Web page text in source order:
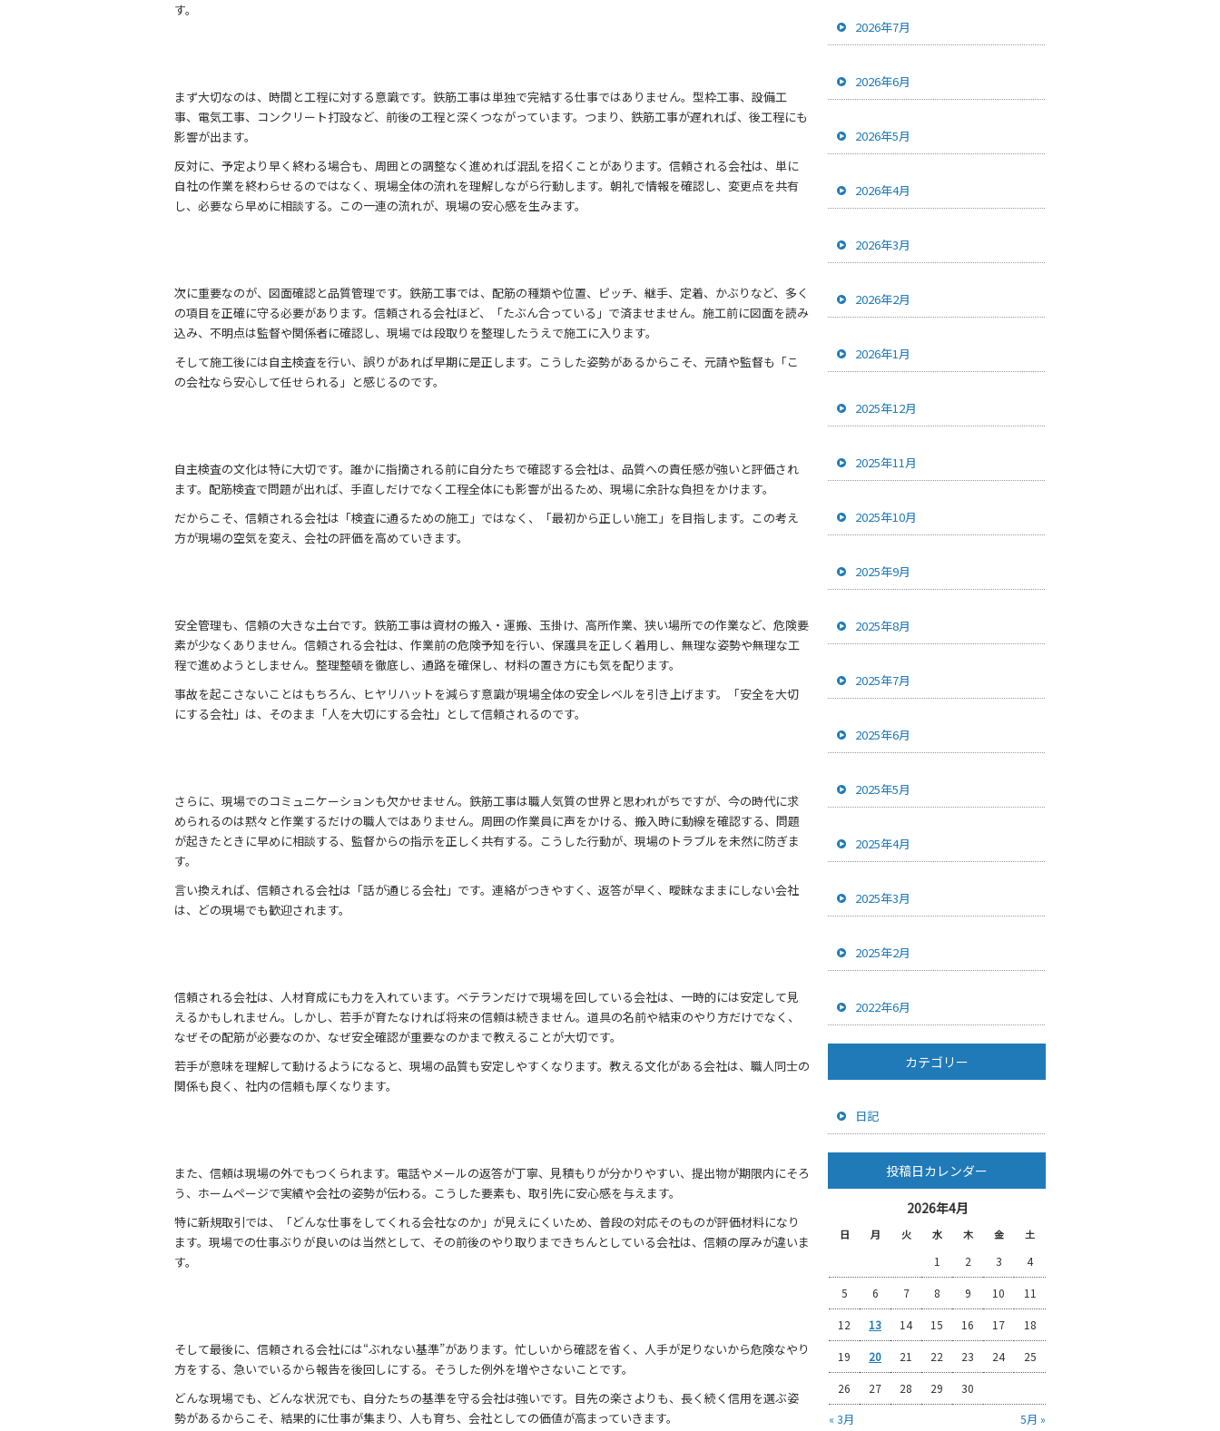
す。
まず大切なのは、時間と工程に対する意識です。鉄筋工事は単独で完結する仕事ではありません。型枠工事、設備工
事、電気工事、コンクリート打設など、前後の工程と深くつながっています。つまり、鉄筋工事が遅れれば、後工程にも
影響が出ます。
反対に、予定より早く終わる場合も、周囲との調整なく進めれば混乱を招くことがあります。信頼される会社は、単に
自社の作業を終わらせるのではなく、現場全体の流れを理解しながら行動します。朝礼で情報を確認し、変更点を共有
し、必要なら早めに相談する。この一連の流れが、現場の安心感を生みます。
次に重要なのが、図面確認と品質管理です。鉄筋工事では、配筋の種類や位置、ピッチ、継手、定着、かぶりなど、多く
の項目を正確に守る必要があります。信頼される会社ほど、「たぶん合っている」で済ませません。施工前に図面を読み
込み、不明点は監督や関係者に確認し、現場では段取りを整理したうえで施工に入ります。
そして施工後には自主検査を行い、誤りがあれば早期に是正します。こうした姿勢があるからこそ、元請や監督も「こ
の会社なら安心して任せられる」と感じるのです。
自主検査の文化は特に大切です。誰かに指摘される前に自分たちで確認する会社は、品質への責任感が強いと評価され
ます。配筋検査で問題が出れば、手直しだけでなく工程全体にも影響が出るため、現場に余計な負担をかけます。
だからこそ、信頼される会社は「検査に通るための施工」ではなく、「最初から正しい施工」を目指します。この考え
方が現場の空気を変え、会社の評価を高めていきます。
安全管理も、信頼の大きな土台です。鉄筋工事は資材の搬入・運搬、玉掛け、高所作業、狭い場所での作業など、危険要
素が少なくありません。信頼される会社は、作業前の危険予知を行い、保護具を正しく着用し、無理な姿勢や無理な工
程で進めようとしません。整理整頓を徹底し、通路を確保し、材料の置き方にも気を配ります。
事故を起こさないことはもちろん、ヒヤリハットを減らす意識が現場全体の安全レベルを引き上げます。「安全を大切
にする会社」は、そのまま「人を大切にする会社」として信頼されるのです。
さらに、現場でのコミュニケーションも欠かせません。鉄筋工事は職人気質の世界と思われがちですが、今の時代に求
められるのは黙々と作業するだけの職人ではありません。周囲の作業員に声をかける、搬入時に動線を確認する、問題
が起きたときに早めに相談する、監督からの指示を正しく共有する。こうした行動が、現場のトラブルを未然に防ぎま
す。
言い換えれば、信頼される会社は「話が通じる会社」です。連絡がつきやすく、返答が早く、曖昧なままにしない会社
は、どの現場でも歓迎されます。
信頼される会社は、人材育成にも力を入れています。ベテランだけで現場を回している会社は、一時的には安定して見
えるかもしれません。しかし、若手が育たなければ将来の信頼は続きません。道具の名前や結束のやり方だけでなく、
なぜその配筋が必要なのか、なぜ安全確認が重要なのかまで教えることが大切です。
若手が意味を理解して動けるようになると、現場の品質も安定しやすくなります。教える文化がある会社は、職人同士の
関係も良く、社内の信頼も厚くなります。
また、信頼は現場の外でもつくられます。電話やメールの返答が丁寧、見積もりが分かりやすい、提出物が期限内にそろ
う、ホームページで実績や会社の姿勢が伝わる。こうした要素も、取引先に安心感を与えます。
特に新規取引では、「どんな仕事をしてくれる会社なのか」が見えにくいため、普段の対応そのものが評価材料になり
ます。現場での仕事ぶりが良いのは当然として、その前後のやり取りまできちんとしている会社は、信頼の厚みが違いま
す。
そして最後に、信頼される会社には“ぶれない基準”があります。忙しいから確認を省く、人手が足りないから危険なやり
方をする、急いでいるから報告を後回しにする。そうした例外を増やさないことです。
どんな現場でも、どんな状況でも、自分たちの基準を守る会社は強いです。目先の楽さよりも、長く続く信用を選ぶ姿
勢があるからこそ、結果的に仕事が集まり、人も育ち、会社としての価値が高まっていきます。
2026年7月
2026年6月
2026年5月
2026年4月
2026年3月
2026年2月
2026年1月
2025年12月
2025年11月
2025年10月
2025年9月
2025年8月
2025年7月
2025年6月
2025年5月
2025年4月
2025年3月
2025年2月
2022年6月
カテゴリー
日記
投稿日カレンダー
2026年4月
日 月 火 水 木 金 土
« 3月 5月 »
1 2 3 4
5 6 7 8 9 10 11
12 13 14 15 16 17 18
19 20 21 22 23 24 25
26 27 28 29 30